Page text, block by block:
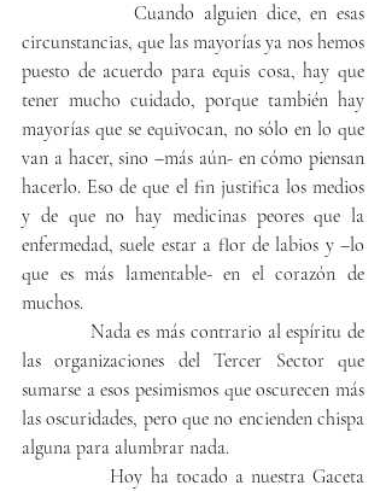
Cuando alguien dice, en esas
circunstancias, que las mayorías ya nos hemos
puesto de acuerdo para equis cosa, hay que
tener mucho cuidado, porque también hay
mayorías que se equivocan, no sólo en lo que
van a hacer, sino –más aún- en cómo piensan
hacerlo. Eso de que el fin justifica los medios
y de que no hay medicinas peores que la
enfermedad, suele estar a flor de labios y –lo
que es más lamentable- en el corazón de
muchos.
Nada es más contrario al espíritu de
las organizaciones del Tercer Sector que
sumarse a esos pesimismos que oscurecen más
las oscuridades, pero que no encienden chispa
alguna para alumbrar nada.
Hoy ha tocado a nuestra Gaceta